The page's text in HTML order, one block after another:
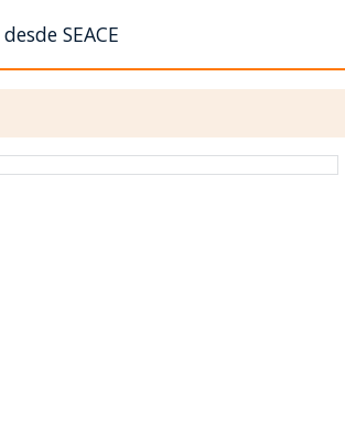
SEACE